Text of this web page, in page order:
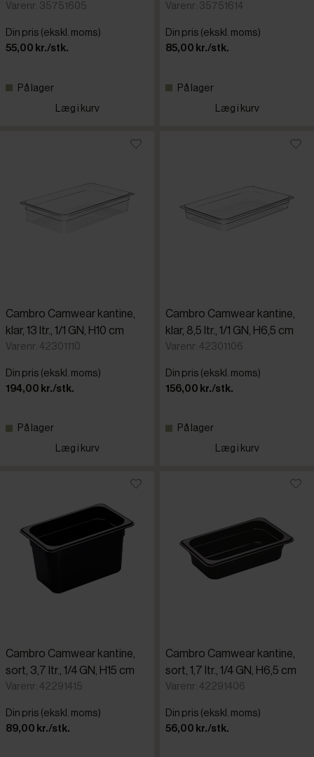
Varenr: 35751605
Din pris (ekskl. moms)
55,00 kr./stk.
På lager
Læg i kurv
Varenr: 35751614
Din pris (ekskl. moms)
85,00 kr./stk.
På lager
Læg i kurv
Cambro Camwear kantine,
klar, 13 ltr., 1/1 GN, H10 cm
Varenr: 42301110
Din pris (ekskl. moms)
194,00 kr./stk.
På lager
Læg i kurv
Cambro Camwear kantine,
klar, 8,5 ltr., 1/1 GN, H6,5 cm
Varenr: 42301106
Din pris (ekskl. moms)
156,00 kr./stk.
På lager
Læg i kurv
Cambro Camwear kantine,
sort, 3,7 ltr., 1/4 GN, H15 cm
Varenr: 42291415
Din pris (ekskl. moms)
89,00 kr./stk.
Cambro Camwear kantine,
sort, 1,7 ltr., 1/4 GN, H6,5 cm
Varenr: 42291406
Din pris (ekskl. moms)
56,00 kr./stk.